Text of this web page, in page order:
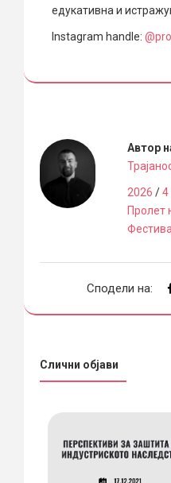
едукативна и
Instagram handle:
Автор
2026 /4
Пролет
Сподели на:
Слични објави